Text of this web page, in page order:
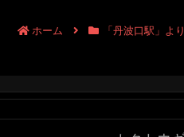
ホーム 「丹波口駅」よ